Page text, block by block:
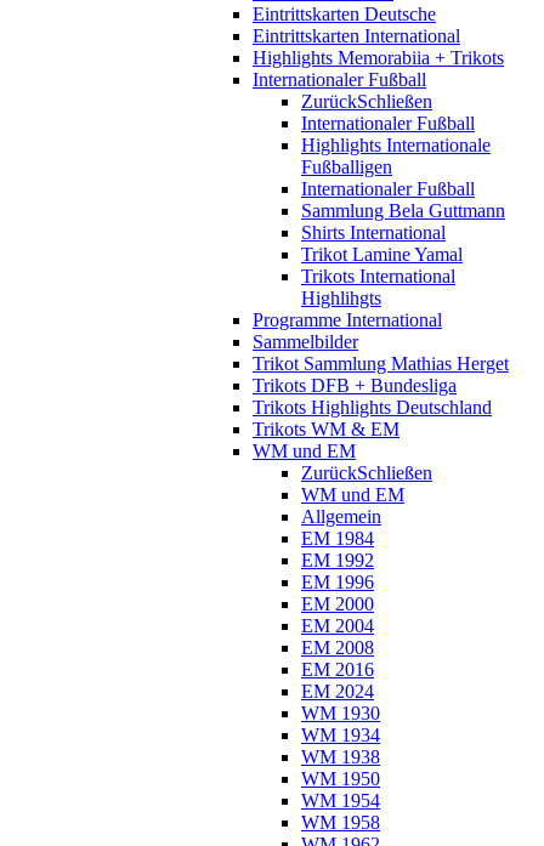
Eintrittskarten Deutsche
Eintrittskarten International
Highlights Memorabiia + Trikots
Internationaler Fußball
ZurückSchließen
Internationaler Fußball
Highlights Internationale
Fußballigen
Internationaler Fußball
Sammlung Bela Guttmann
Shirts International
Trikot Lamine Yamal
Trikots International
Highlihgts
Programme International
Sammelbilder
Trikot Sammlung Mathias Herget
Trikots DFB + Bundesliga
Trikots Highlights Deutschland
Trikots WM & EM
WM und EM
ZurückSchließen
WM und EM
Allgemein
EM 1984
EM 1992
EM 1996
EM 2000
EM 2004
EM 2008
EM 2016
EM 2024
WM 1930
WM 1934
WM 1938
WM 1950
WM 1954
WM 1958